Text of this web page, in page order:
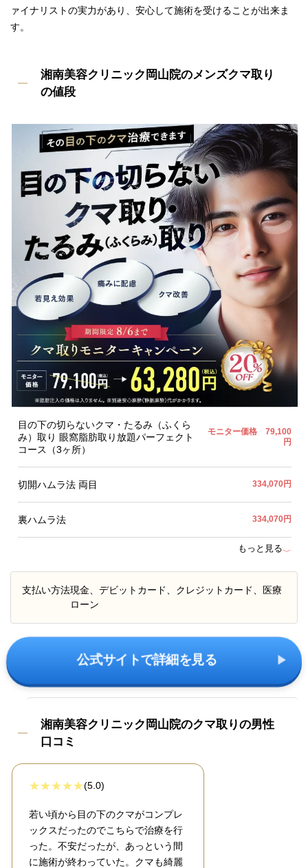
ァイナリストの実力があり、安心して施術を受けることが出来ま
す。
湘南美容クリニック岡山院のメンズクマ取り
の値段
目の下の切らないクマ・たるみ（ふくら
み）取り 眼窩脂肪取り放題パーフェクト
コース（3ヶ所）
モニター価格 79,100
円
切開ハムラ法 両目 334,070円
裏ハムラ法 334,070円
もっと見る﹀
支払い方法現金、デビットカード、クレジットカード、医療
ローン
公式サイトで詳細を見る
湘南美容クリニック岡山院のクマ取りの男性
口コミ
(5.0)
若い頃から目の下のクマがコンプレ
ックスだったのでこちらで治療を行
った。不安だったが、あっという間
に施術が終わっていた。クマも綺麗